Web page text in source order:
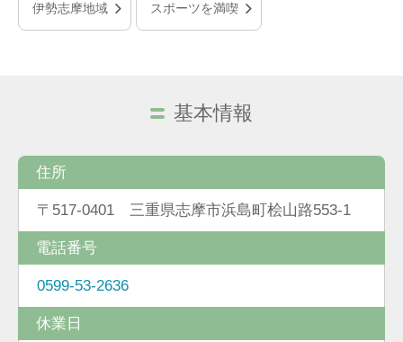
伊勢志摩地域 スポーツを満喫
基本情報
住所
〒517-0401 三重県志摩市浜島町桧山路553-1
電話番号
0599-53-2636
休業日